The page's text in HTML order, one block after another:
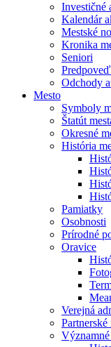
Investičné
Kalendár
Mestské
Kronika
Seniori
Odchody
Mesto
Symboly
Štatút
Okresné
História
Pamiatky
Osobnosti
Prírodné
Oravice
Verejná
Partnerské